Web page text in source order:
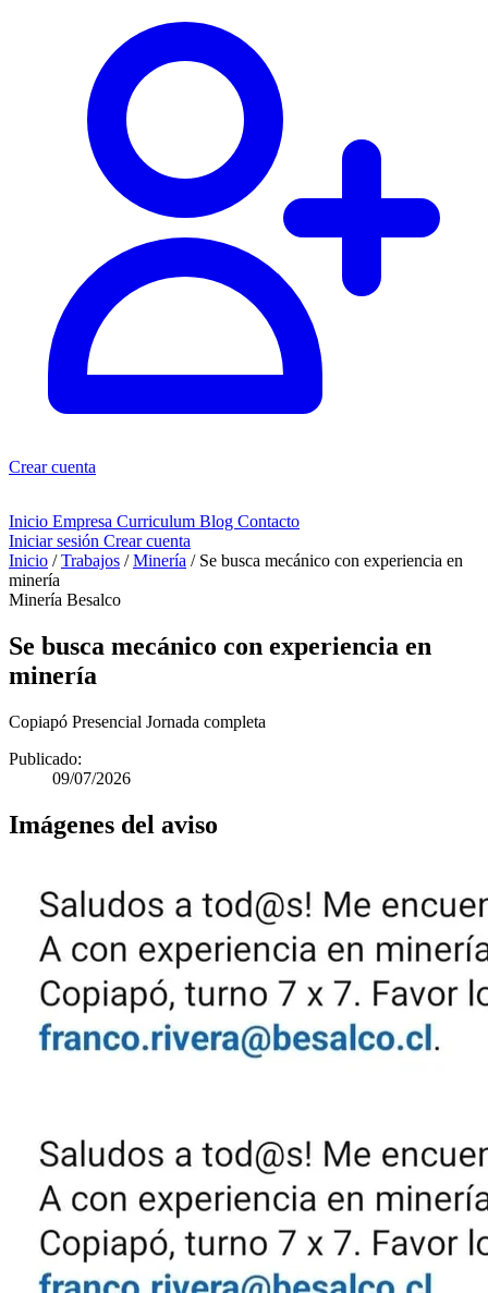
Crear cuenta
Inicio Empresa Curriculum Blog Contacto
Iniciar sesión Crear cuenta
Inicio / Trabajos / Minería / Se busca mecánico con experiencia en
minería
Minería Besalco
Se busca mecánico con experiencia en
minería
Copiapó Presencial Jornada completa
Publicado:
09/07/2026
Imágenes del aviso